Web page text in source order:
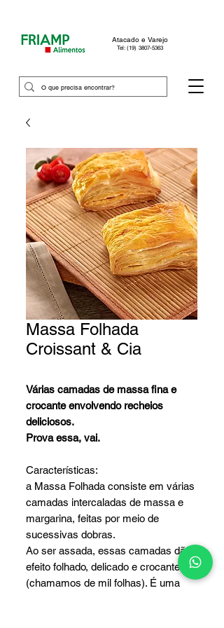
Atacado e Varejo
Tel: (19) 3807-5363
Massa Folhada
Croissant & Cia
Várias camadas de massa fina e
crocante envolvendo recheios
deliciosos.
Prova essa, vai.
Características:
a Massa Folhada consiste em várias
camadas intercaladas de massa e
margarina, feitas por meio de
sucessivas dobras.
Ao ser assada, essas camadas dão
efeito folhado, delicado e crocante
(chamamos de mil folhas). É uma